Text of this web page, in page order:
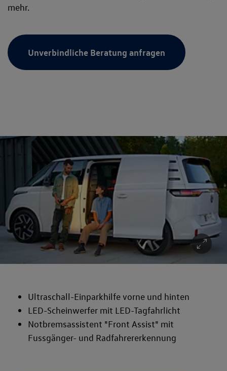
mehr.
Unverbindliche Beratung anfragen
Ultraschall-Einparkhilfe vorne und hinten
LED-Scheinwerfer mit LED-Tagfahrlicht
Notbremsassistent "Front Assist" mit
Fussgänger- und Radfahrererkennung